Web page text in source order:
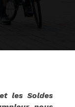
les Soldes